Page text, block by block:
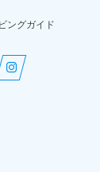
ングガイド